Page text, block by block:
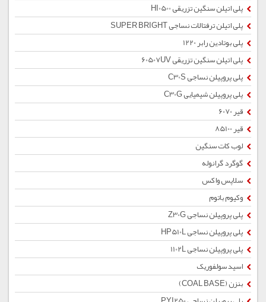
پلی اتیلن سنگین تزریقی HI0500
پلی اتیلن ترفتالات نساجی SUPER BRIGHT
پلی بوتادین رابر 1220
پلی اتیلن سنگین تزریقی 60507UV
پلی پروپیلن نساجی C30S
پلی پروپیلن شیمیایی C30G
قیر 6070
قیر 85100
لوب کات سنگین
گوگرد گرانوله
سلاپس واکس
وکیوم باتوم
پلی پروپیلن نساجی Z30G
پلی پروپیلن نساجی HP510L
پلی پروپیلن نساجی 1102L
اسید سولفوریک
بنزن (COAL BASE)